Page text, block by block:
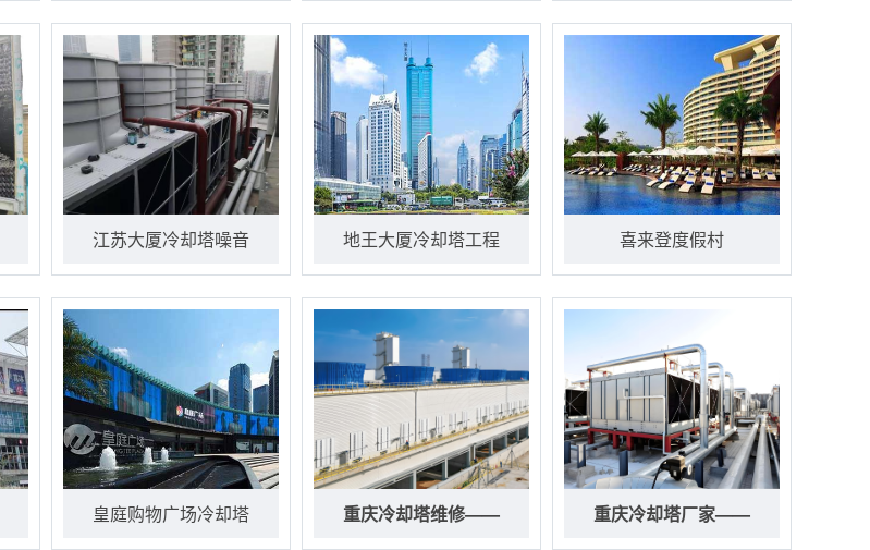
江苏大厦冷却塔噪音 地王大厦冷却塔工程 喜来登度假村
皇庭购物广场冷却塔 重庆冷却塔维修—— 重庆冷却塔厂家——